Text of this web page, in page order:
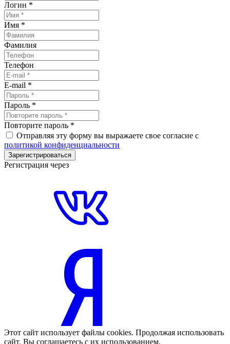
Логин *
Имя *
Фамилия
Телефон
E-mail *
Пароль *
Повторите пароль *
Отправляя эту форму вы выражаете свое согласие с
политикой конфиденциальности
Зарегистрироваться
Регистрация через
Этот сайт использует файлы cookies. Продолжая использовать
сайт, Вы соглашаетесь с их использованием.